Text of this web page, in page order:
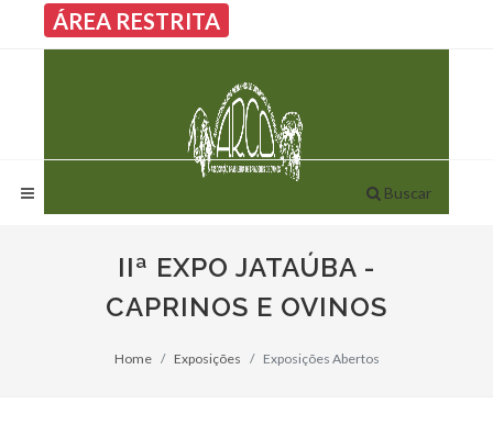
ÁREA RESTRITA
Buscar
IIª EXPO JATAÚBA -
CAPRINOS E OVINOS
Home Exposições Exposições Abertos